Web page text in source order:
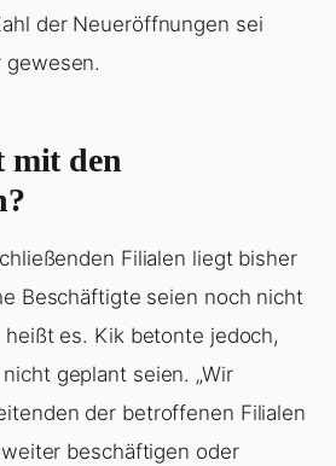
der Neueröffnungen sei
gewesen.
mit den
Filialen liegt bisher
Beschäftigte seien noch nicht
es. Kik betonte jedoch,
geplant seien. „Wir
der betroffenen Filialen
beschäftigen oder